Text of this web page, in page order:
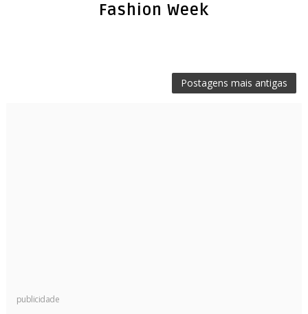
Fashion Week
Postagens mais antigas
publicidade